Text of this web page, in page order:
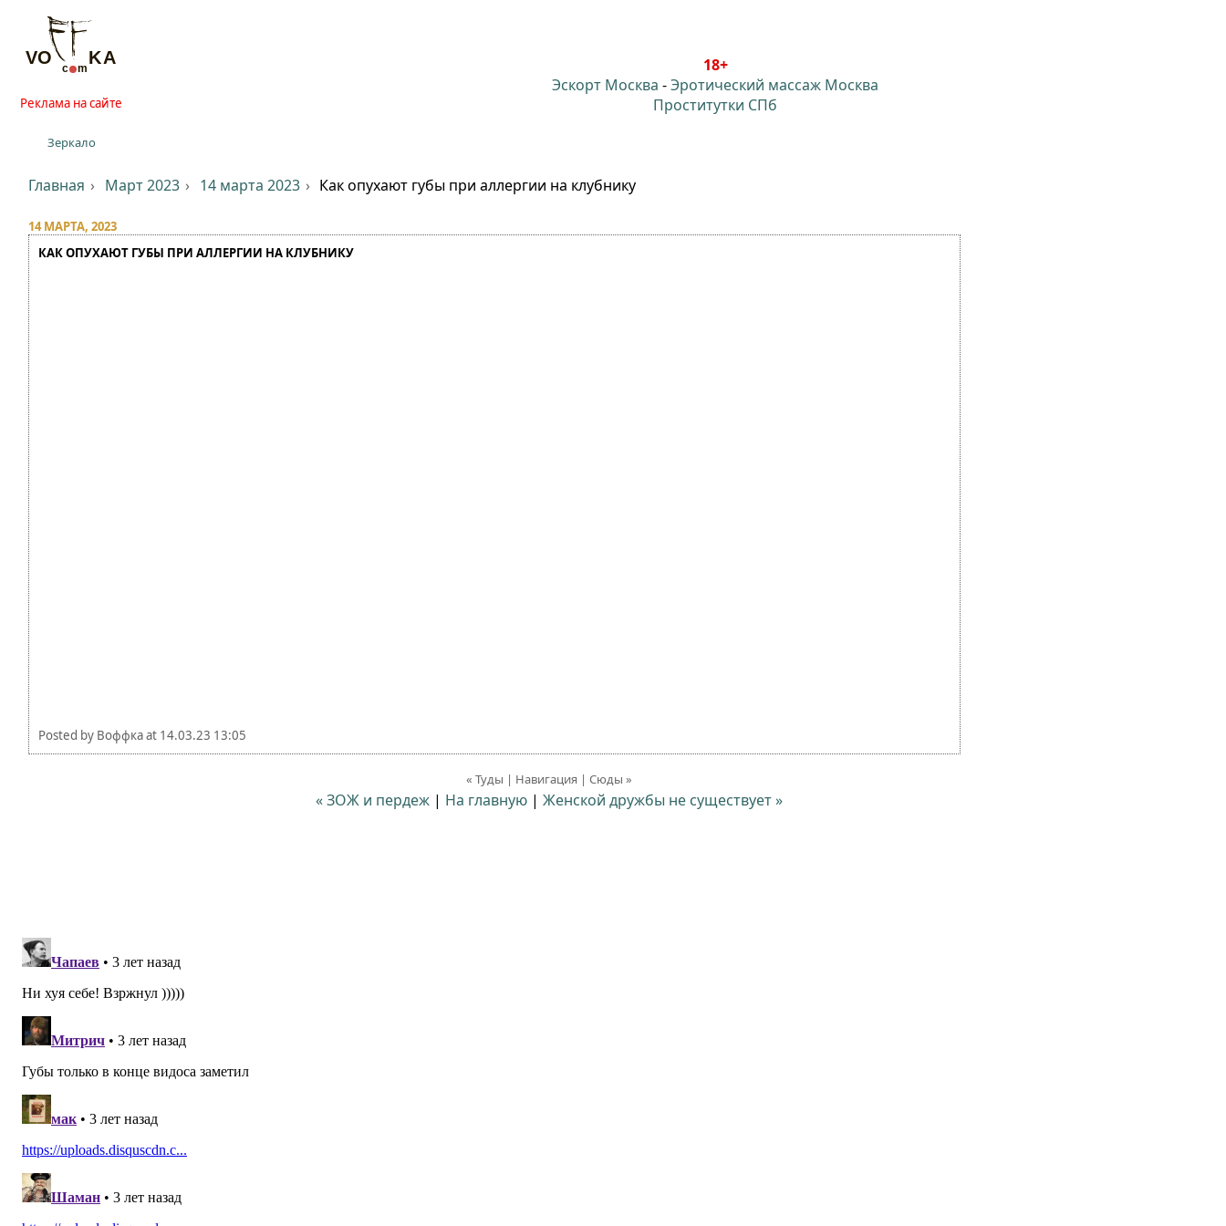
Реклама на сайте
Зеркало
18+
Эскорт Москва -Эротический массаж Москва
Проститутки СПб
Главная Март 2023 14 марта 2023 Как опухают губы при аллергии на клубнику
14 МАРТА, 2023
КАК ОПУХАЮТ ГУБЫ ПРИ АЛЛЕРГИИ НА КЛУБНИКУ
Posted by Воффкаat 14.03.23 13:05
« Туды | Навигация | Сюды »
« ЗОЖ и пердеж | На главную | Женской дружбы не существует »